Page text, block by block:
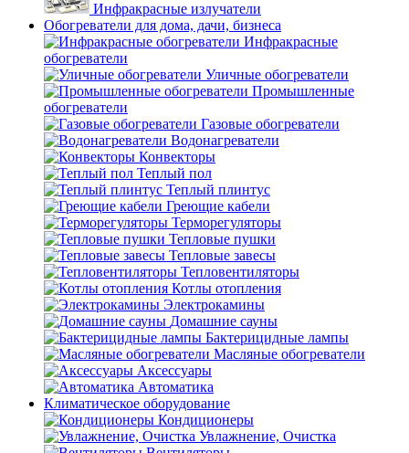
Инфракрасные излучатели
Обогреватели для дома, дачи, бизнеса
Инфракрасные
обогреватели
Уличные обогреватели
Промышленные
обогреватели
Газовые обогреватели
Водонагреватели
Конвекторы
Теплый пол
Теплый плинтус
Греющие кабели
Терморегуляторы
Тепловые пушки
Тепловые завесы
Тепловентиляторы
Котлы отопления
Электрокамины
Домашние сауны
Бактерицидные лампы
Масляные обогреватели
Аксессуары
Автоматика
Климатическое оборудование
Кондиционеры
Увлажнение, Очистка